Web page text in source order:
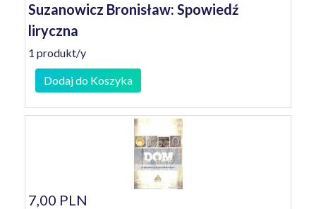
Suzanowicz Bronisław: Spowiedź
liryczna
1 produkt/y
Dodaj do Koszyka
7,00 PLN